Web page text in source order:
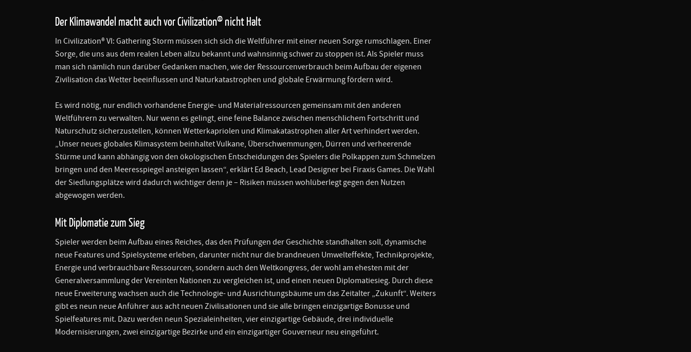
Der Klimawandel macht auch vor Civilization® nicht Halt
In Civilization® VI: Gathering Storm müssen sich sich die Weltführer mit einer neuen Sorge rumschlagen. Einer
Sorge, die uns aus dem realen Leben allzu bekannt und wahnsinnig schwer zu stoppen ist. Als Spieler muss
man sich nämlich nun darüber Gedanken machen, wie der Ressourcenverbrauch beim Aufbau der eigenen
Zivilisation das Wetter beeinflussen und Naturkatastrophen und globale Erwärmung fördern wird.
Es wird nötig, nur endlich vorhandene Energie- und Materialressourcen gemeinsam mit den anderen
Weltführern zu verwalten. Nur wenn es gelingt, eine feine Balance zwischen menschlichem Fortschritt und
Naturschutz sicherzustellen, können Wetterkapriolen und Klimakatastrophen aller Art verhindert werden.
„Unser neues globales Klimasystem beinhaltet Vulkane, Überschwemmungen, Dürren und verheerende
Stürme und kann abhängig von den ökologischen Entscheidungen des Spielers die Polkappen zum Schmelzen
bringen und den Meeresspiegel ansteigen lassen“, erklärt Ed Beach, Lead Designer bei Firaxis Games. Die Wahl
der Siedlungsplätze wird dadurch wichtiger denn je – Risiken müssen wohlüberlegt gegen den Nutzen
abgewogen werden.
Mit Diplomatie zum Sieg
Spieler werden beim Aufbau eines Reiches, das den Prüfungen der Geschichte standhalten soll, dynamische
neue Features und Spielsysteme erleben, darunter nicht nur die brandneuen Umwelteffekte, Technikprojekte,
Energie und verbrauchbare Ressourcen, sondern auch den Weltkongress, der wohl am ehesten mit der
Generalversammlung der Vereinten Nationen zu vergleichen ist, und einen neuen Diplomatiesieg. Durch diese
neue Erweiterung wachsen auch die Technologie- und Ausrichtungsbäume um das Zeitalter „Zukunft“. Weiters
gibt es neun neue Anführer aus acht neuen Zivilisationen und sie alle bringen einzigartige Bonusse und
Spielfeatures mit. Dazu werden neun Spezialeinheiten, vier einzigartige Gebäude, drei individuelle
Modernisierungen, zwei einzigartige Bezirke und ein einzigartiger Gouverneur neu eingeführt.